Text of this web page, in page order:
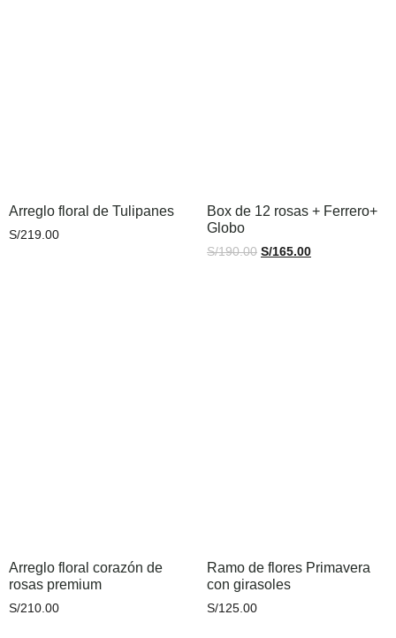
Arreglo floral de Tulipanes
S/219.00
Box de 12 rosas + Ferrero+
Globo
S/190.00 S/165.00
Arreglo floral corazón de
rosas premium
S/210.00
Ramo de flores Primavera
con girasoles
S/125.00